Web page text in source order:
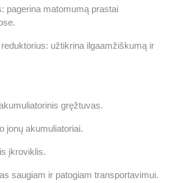
pagerina matomumą prastai
užtikrina ilgaamžiškumą ir
gręžtuvas.
jonų akumuliatoriai.
įkroviklis.
saugiam ir patogiam transportavimui.